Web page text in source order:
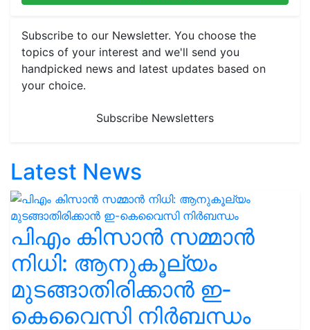
Subscribe to our Newsletter. You choose the
topics of your interest and we'll send you
handpicked news and latest updates based on
your choice.
Subscribe Newsletters
Latest News
പിഎം കിസാൻ സമ്മാൻ
നിധി: ആനുകൂല്യം
മുടങ്ങാതിരിക്കാൻ ഇ-
കെവൈസി നിർബന്ധം